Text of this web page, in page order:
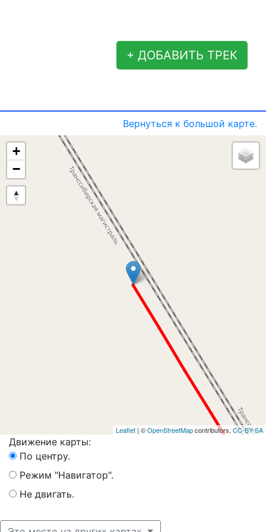
+ ДОБАВИТЬ ТРЕК
Вернуться к большой карте.
+
−
Leaflet | ©OpenStreetMapcontributors, CC-BY-SA
Движение карты:
По центру.
Режим "Навигатор".
Не двигать.